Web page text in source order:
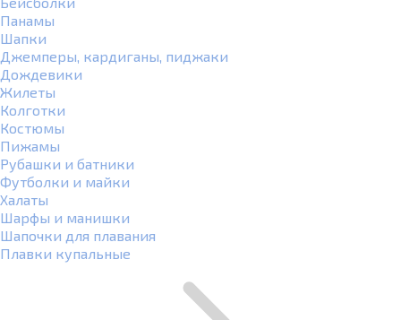
Панамы
Шапки
Джемперы, кардиганы, пиджаки
Дождевики
Жилеты
Колготки
Костюмы
Пижамы
Рубашки и батники
Футболки и майки
Халаты
Шарфы и манишки
Шапочки для плавания
Плавки купальные